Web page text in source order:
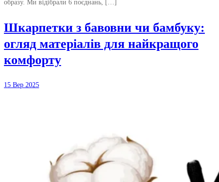
образу. Ми відібрали 6 поєднань, […]
Шкарпетки з бавовни чи бамбуку:
огляд матеріалів для найкращого
комфорту
15 Вер 2025